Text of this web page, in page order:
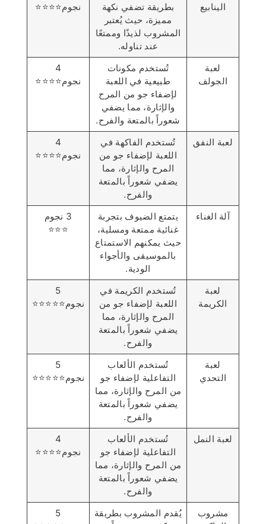
الينابيع
بطريقة تضفي نكهة
مميزة، حيث يُعتبر
المشروب لذيذًا وممتعًا
عند تناوله.
نجوم⭐️⭐️⭐️⭐️
لعبة
الجولف
تُستخدم مكونات
طبيعية في اللعبة
لإضفاء جو من المرح
والإثارة، مما يضفي
شعوراً بالمتعة والفرح.
4
نجوم⭐️⭐️⭐️⭐️
لعبة النفق
تُستخدم الفاكهة في
اللعبة لإضفاء جو من
المرح والإثارة، مما
يضفي شعوراً بالمتعة
والفرح.
4
نجوم⭐️⭐️⭐️⭐️
آلة الغناء
يتمتع الضيوف بتجربة
غنائية ممتعة ومسلية،
حيث يمكنهم الاستمتاع
بالموسيقى والأجواء
الودية.
3 نجوم
⭐️⭐️⭐️
لعبة
الكريمة
تُستخدم الكريمة في
اللعبة لإضفاء جو من
المرح والإثارة، مما
يضفي شعوراً بالمتعة
والفرح.
5
نجوم⭐️⭐️⭐️⭐️⭐️
لعبة
التحدي
تُستخدم الألعاب
التفاعلية لإضفاء جو
من المرح والإثارة، مما
يضفي شعوراً بالمتعة
والفرح.
5
نجوم⭐️⭐️⭐️⭐️⭐️
لعبة النمل
تُستخدم الألعاب
التفاعلية لإضفاء جو
من المرح والإثارة، مما
يضفي شعوراً بالمتعة
والفرح.
4
نجوم⭐️⭐️⭐️⭐️
مشروب
يُقدم المشروب بطريقة
5